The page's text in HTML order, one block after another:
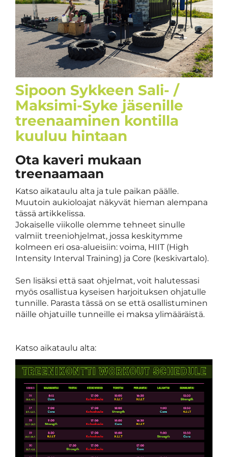
Sipoon Sykkeen Sali- /
Maksimi-Syke jäsenille
treenaaminen kontilla
kuuluu hintaan
Ota kaveri mukaan
treenaamaan
Katso aikataulu alta ja tule paikan päälle.
Muutoin aukioloajat näkyvät hieman alempana
tässä artikkelissa.
Jokaiselle viikolle olemme tehneet sinulle
valmiit treeniohjelmat, jossa keskitymme
kolmeen eri osa-alueisiin: voima, HIIT (High
Intensity Interval Training) ja Core (keskivartalo).
Sen lisäksi että saat ohjelmat, voit halutessasi
myös osallistua kyseisen harjoituksen ohjatulle
tunnille. Parasta tässä on se että osallistuminen
näille ohjatuille tunneille ei maksa ylimääräistä.
Katso aikataulu alta: